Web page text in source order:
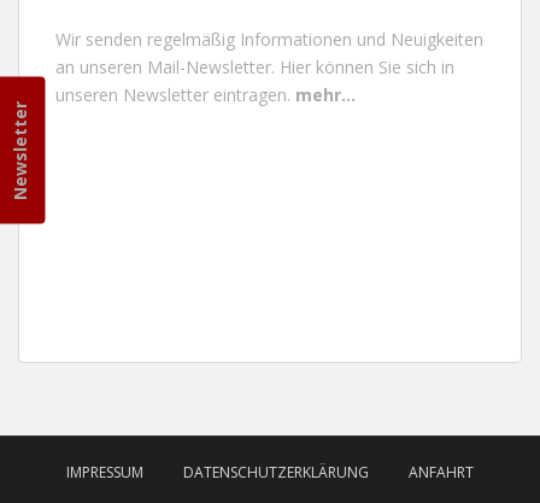
Newsletter
Wir senden regelmäßig Informationen und Neuigkeiten
an unseren Mail-Newsletter. Hier können Sie sich in
unseren Newsletter eintragen. mehr...
IMPRESSUM DATENSCHUTZERKLÄRUNG ANFAHRT